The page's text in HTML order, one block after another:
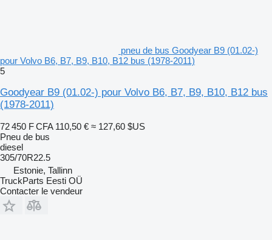
pneu de bus Goodyear B9 (01.02-)
pour Volvo B6, B7, B9, B10, B12 bus (1978-2011)
5
Goodyear B9 (01.02-) pour Volvo B6, B7, B9, B10, B12 bus
(1978-2011)
72 450 F CFA 110,50 € ≈ 127,60 $US
Pneu de bus
diesel
305/70R22.5
Estonie, Tallinn
TruckParts Eesti OÜ
Contacter le vendeur